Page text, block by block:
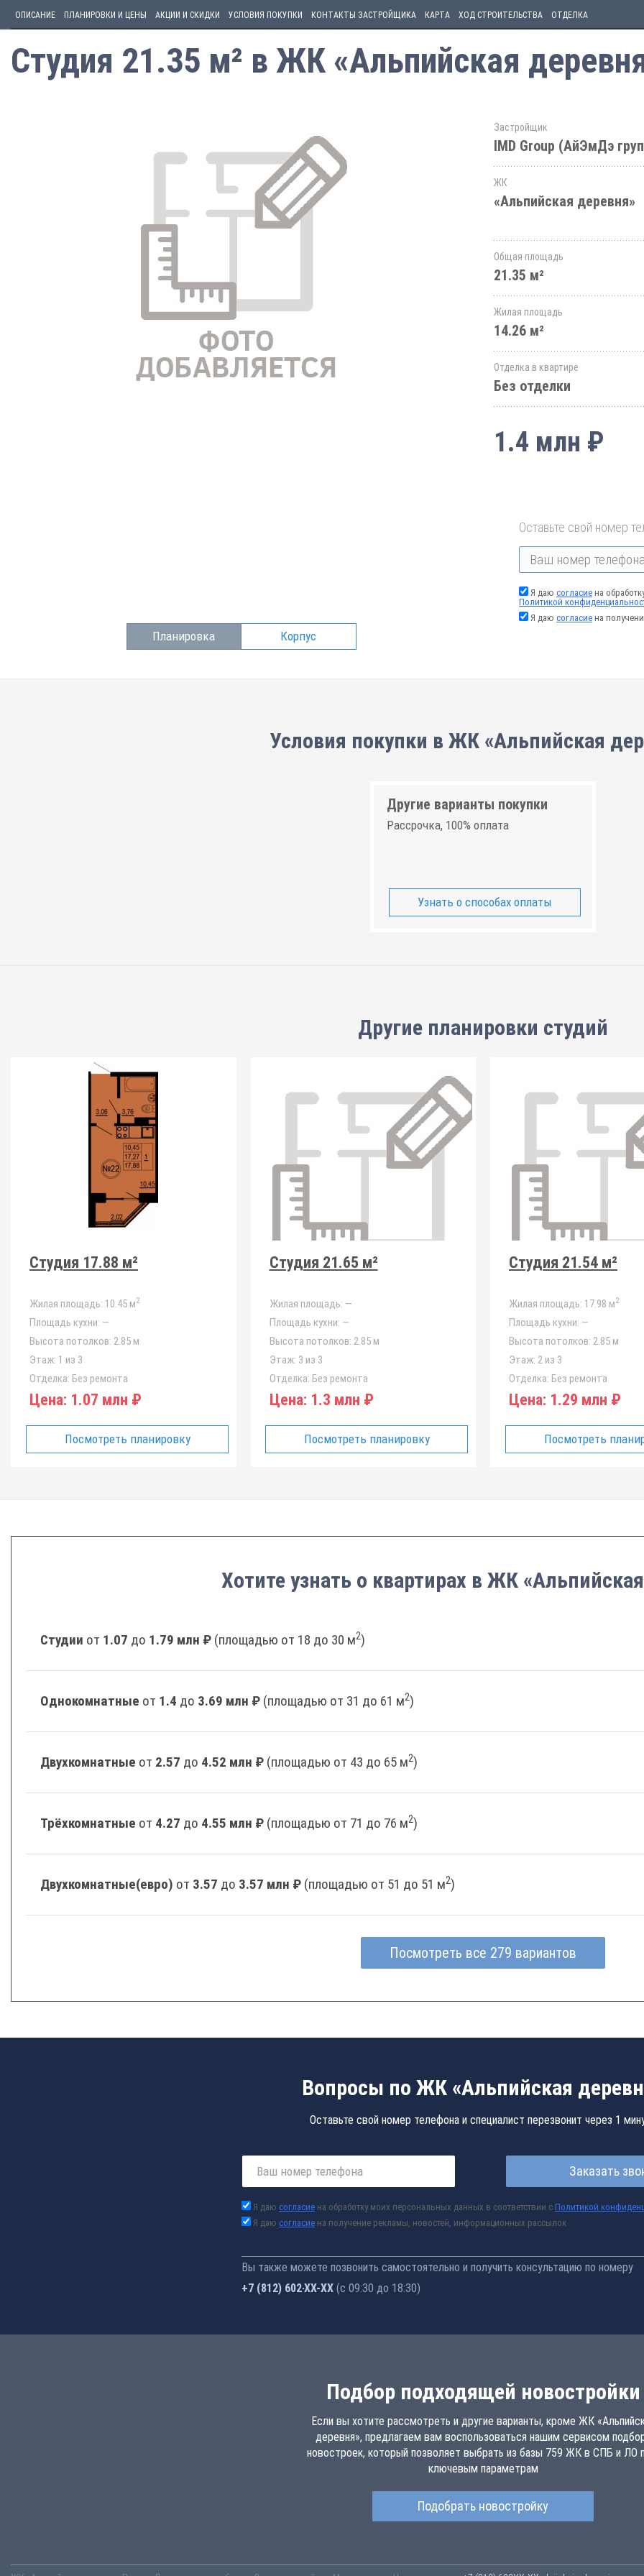
ОПИСАНИЕ ПЛАНИРОВКИ И ЦЕНЫ АКЦИИ И СКИДКИ УСЛОВИЯ ПОКУПКИ КОНТАКТЫ ЗАСТРОЙЩИКА КАРТА ХОД СТРОИТЕЛЬСТВА ОТДЕЛКА
Студия 21.35 м² в ЖК «Альпийская
Планировка Корпус
Застройщик
IMD Group (АйЭмДэ
ЖК
«Альпийская деревня»
Общая площадь
21.35 м²
Жилая площадь
14.26 м²
Отделка в квартире
Без отделки
1.4 млн ₽
Оставьте свой номер
Я даю согласие на
Политикой
Я даю согласие на
Условия покупки в ЖК «Альпийская
Другие варианты покупки
Рассрочка, 100% оплата
Узнать о способах оплаты
Другие планировки студий
Студия 17.88 м²
Жилая площадь: 10.45 м2
Площадь кухни: —
Высота потолков: 2.85 м
Этаж: 1 из 3
Отделка: Без ремонта
Цена: 1.07 млн ₽
Посмотреть планировку
Студия 21.65 м²
Жилая площадь: —
Площадь кухни: —
Высота потолков: 2.85 м
Этаж: 3 из 3
Отделка: Без ремонта
Цена: 1.3 млн ₽
Посмотреть планировку
Студия 21.54 м²
Жилая площадь: 17.98 м2
Площадь кухни: —
Высота потолков: 2.85 м
Этаж: 2 из 3
Отделка: Без ремонта
Цена: 1.29 млн ₽
Посмотреть
Хотите узнать о квартирах в ЖК
Студии от 1.07 до 1.79 млн ₽ (площадью от 18 до 30 м2)
Однокомнатные от 1.4 до 3.69 млн ₽ (площадью от 31 до 61 м2)
Двухкомнатные от 2.57 до 4.52 млн ₽ (площадью от 43 до 65 м2)
Трёхкомнатные от 4.27 до 4.55 млн ₽ (площадью от 71 до 76 м2)
Двухкомнатные(евро) от 3.57 до 3.57 млн ₽ (площадью от 51 до 51 м2)
Посмотреть все 279 вариантов
Вопросы по ЖК «Альпийская
Оставьте свой номер телефона и специалист перезвонит через 1
Заказать
Я даю согласие на обработку моих персональных данных в соответствии с Политикой
Я даю согласие на получение рекламы, новостей, информационных рассылок
Вы также можете позвонить самостоятельно и получить консультацию по номеру
+7 (812) 602-44-77 (с 09:30 до 18:30)
Подбор подходящей новостройки
Если вы хотите рассмотреть и другие варианты, кроме ЖК
деревня», предлагаем вам воспользоваться нашим сервисом
новостроек, который позволяет выбрать из базы 759 ЖК в СПБ и ЛО
ключевым параметрам
Подобрать новостройку